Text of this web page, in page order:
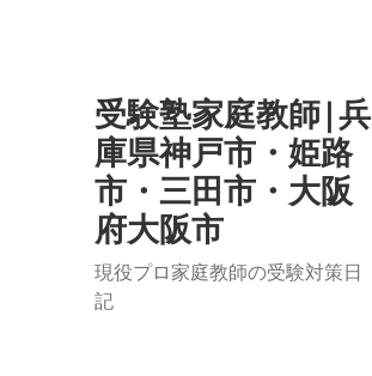
受験塾家庭教師|兵
庫県神戸市・姫路
市・三田市・大阪
府大阪市
現役プロ家庭教師の受験対策日
記